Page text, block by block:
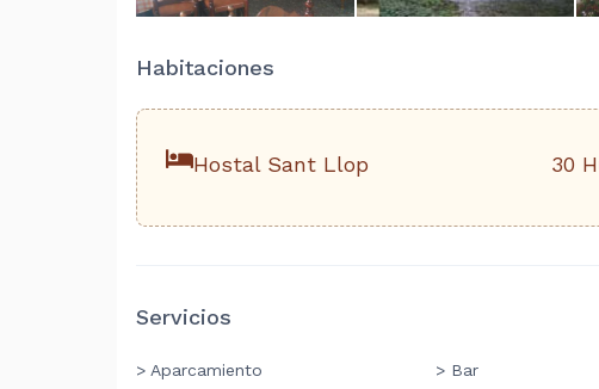
Habitaciones
Hostal Sant Llop 30
Servicios
> Aparcamiento > Bar